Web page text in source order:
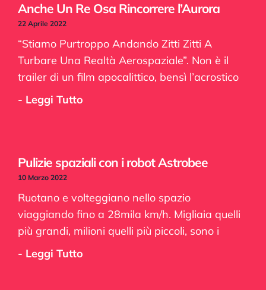
Anche Un Re Osa Rincorrere l’Aurora
22 Aprile 2022
“Stiamo Purtroppo Andando Zitti Zitti A
Turbare Una Realtà Aerospaziale”. Non è il
trailer di un film apocalittico, bensì l’acrostico
- Leggi Tutto
Pulizie spaziali con i robot Astrobee
10 Marzo 2022
Ruotano e volteggiano nello spazio
viaggiando fino a 28mila km/h. Migliaia quelli
più grandi, milioni quelli più piccoli, sono i
- Leggi Tutto